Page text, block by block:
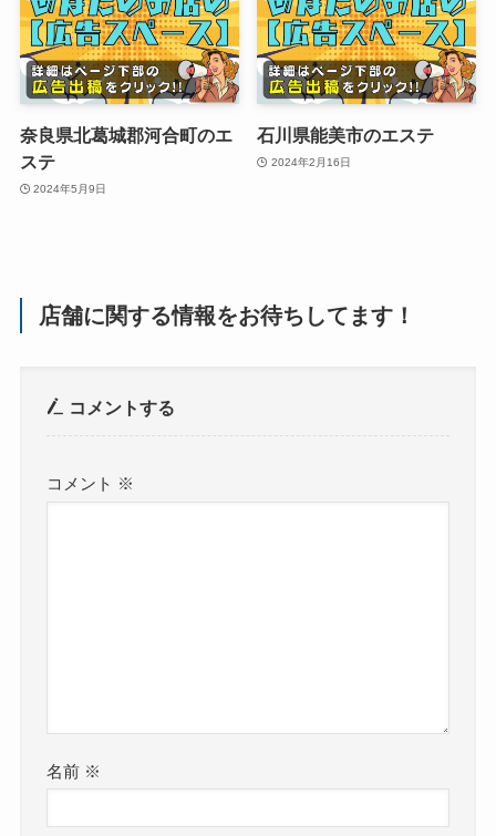
奈良県北葛城郡河合町のエ
ステ
2024年5月9日
石川県能美市のエステ
2024年2月16日
店舗に関する情報をお待ちしてます！
コメントする
コメント ※
名前 ※